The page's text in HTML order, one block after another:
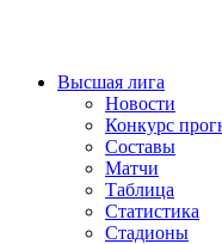
Высшая лига
Новости
Конкурс
Составы
Матчи
Таблица
Статистика
Стадионы